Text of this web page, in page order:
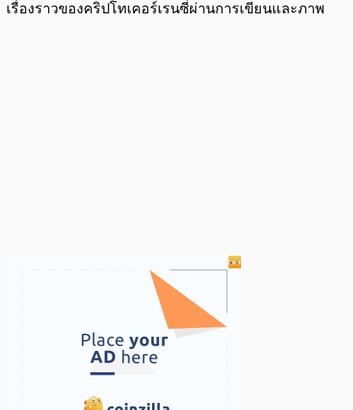
เรื่องราวของคริปโทเคอร์เรนซี่ผ่านการเขียนและภาพ